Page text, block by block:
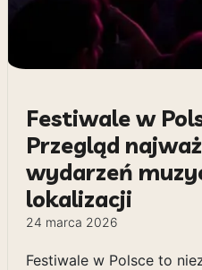
Festiwale w
Przegląd
wydarzeń
lokalizacji
24 marca 2026
Festiwale w Polsce to